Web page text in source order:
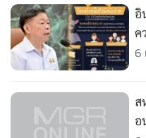
• ผู้จัดการรายวัน
• คอลัมนิสต์
•
ละคร
• CbizReview
• Cyber BIZ
อิ
ค
มั่
6
ส
อ